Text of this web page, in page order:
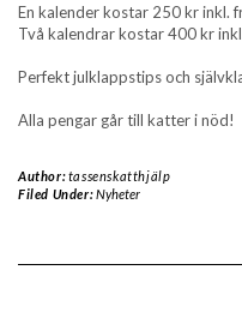
En kalender kostar 250 kr inkl.
Två kalendrar kostar 400 kr
Perfekt julklappstips och
Alla pengar går till katter i nöd!
Author:tassenskatthjälp
Filed Under:Nyheter